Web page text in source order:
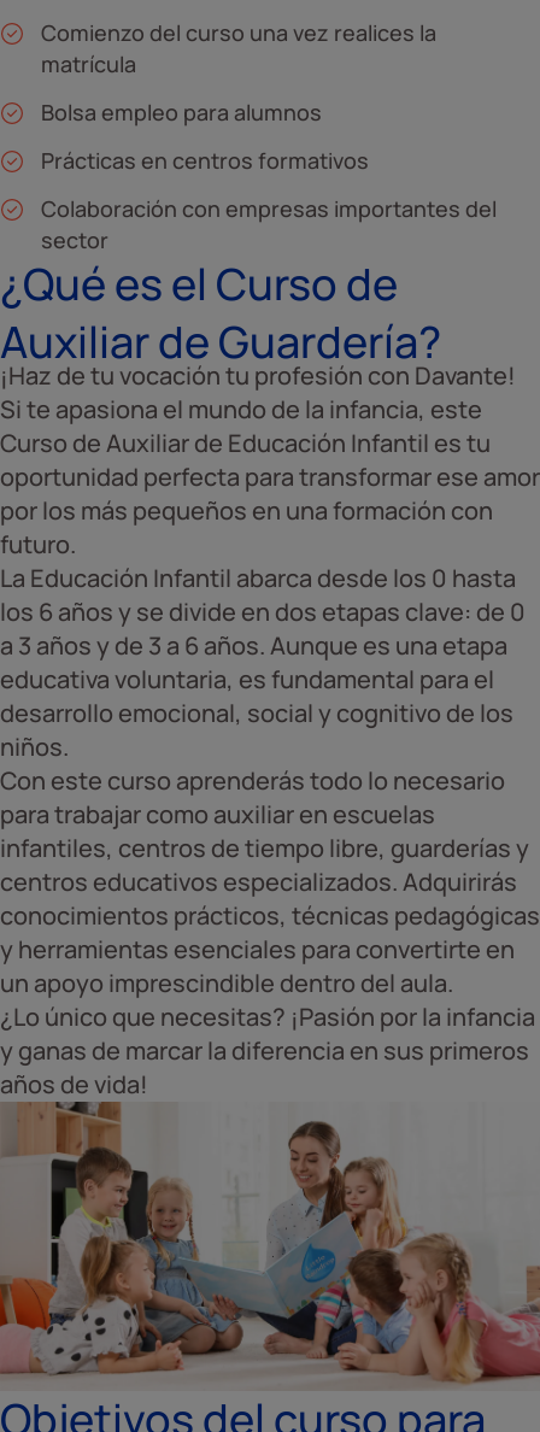
Comienzo del curso una vez realices la
matrícula
Bolsa empleo para alumnos
Prácticas en centros formativos
Colaboración con empresas importantes del
sector
¿Qué es el Curso de
Auxiliar de Guardería?
¡Haz de tu vocación tu profesión con Davante!
Si te apasiona el mundo de la infancia, este
Curso de Auxiliar de Educación Infantil es tu
oportunidad perfecta para transformar ese amor
por los más pequeños en una formación con
futuro.
La Educación Infantil abarca desde los 0 hasta
los 6 años y se divide en dos etapas clave: de 0
a 3 años y de 3 a 6 años. Aunque es una etapa
educativa voluntaria, es fundamental para el
desarrollo emocional, social y cognitivo de los
niños.
Con este curso aprenderás todo lo necesario
para trabajar como auxiliar en escuelas
infantiles, centros de tiempo libre, guarderías y
centros educativos especializados. Adquirirás
conocimientos prácticos, técnicas pedagógicas
y herramientas esenciales para convertirte en
un apoyo imprescindible dentro del aula.
¿Lo único que necesitas? ¡Pasión por la infancia
y ganas de marcar la diferencia en sus primeros
años de vida!
Objetivos del curso para